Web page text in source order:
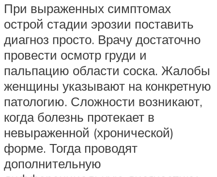
При выраженных симптомах
острой стадии эрозии поставить
диагноз просто. Врачу достаточно
провести осмотр груди и
пальпацию области соска. Жалобы
женщины указывают на конкретную
патологию. Сложности возникают,
когда болезнь протекает в
невыраженной (хронической)
форме. Тогда проводят
дополнительную